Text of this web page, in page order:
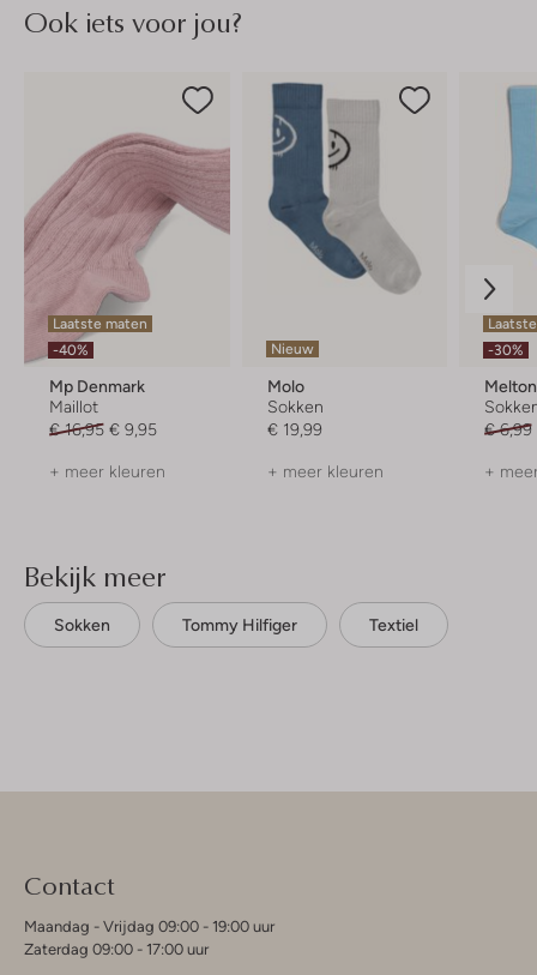
Ook iets voor jou?
Laatste maten
-40%
Mp Denmark
Maillot
€ 16,95 € 9,95
+ meer kleuren
Nieuw
Molo
Sokken
€ 19,99
+ meer kleuren
-30%
Melton
€ 6,99
+
Bekijk meer
Sokken Tommy Hilfiger Textiel
Contact
Maandag - Vrijdag 09:00 - 19:00 uur
Zaterdag 09:00 - 17:00 uur